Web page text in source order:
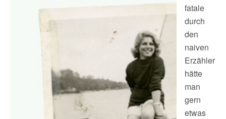
fatale
durch
den
naiven
Erzähler
hätte
man
gern
etwas